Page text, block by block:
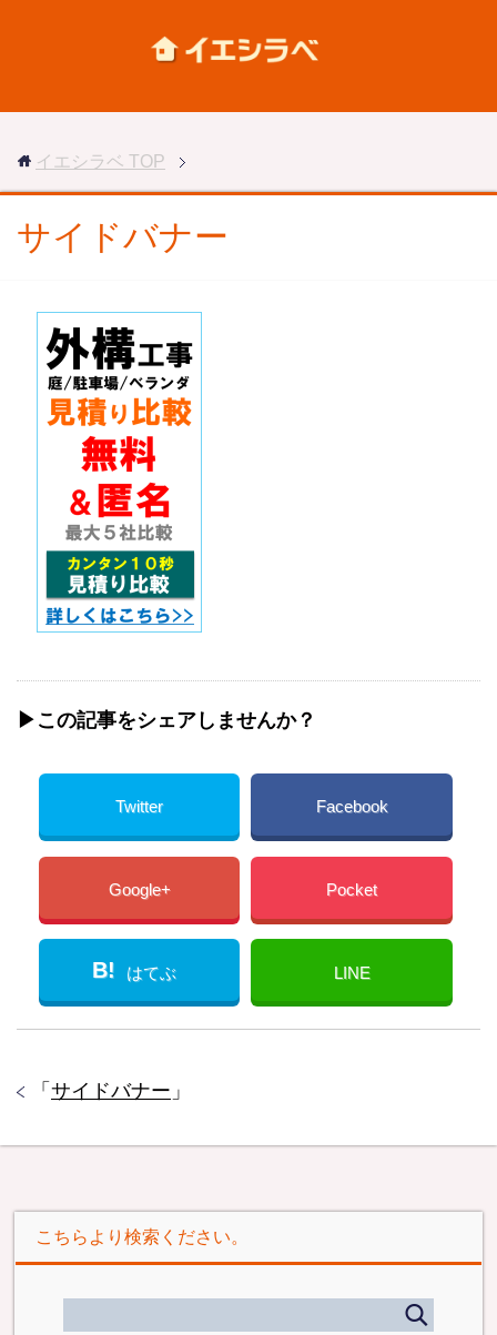
イエシラベ TOP
サイドバナー
▶︎この記事をシェアしませんか？
Twitter Facebook
Google+ Pocket
B! はてぶ LINE
「 サイドバナー 」
こちらより検索ください。